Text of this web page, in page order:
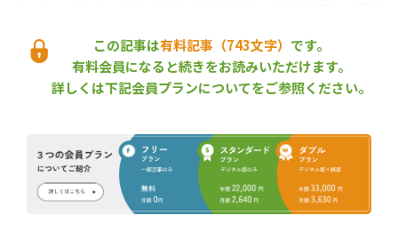
せた。
再整備した製材所の敷地面積は約2,610m2。第１・第２加工場と
製品保管庫、事務所からなり、大割自動帯鋸盤や全自動車上式送
材も生産可能。また、丸棒加工機で小径木を製材し、木製遊具や
工事用資材として活用することも計画している。
製材所の指定管理者には、村内で家具工房を営むスカイウッド
（株）が選ばれた。同社は、従来からの家具に加えて、製材事業に
も進出する。村内には、同社のほかにも木製遊具や割箸を製造す
この記事は有料記事（743文字） です。
有料会員になると続きをお読みいただけます。
詳しくは下記会員プランについてをご参照ください。